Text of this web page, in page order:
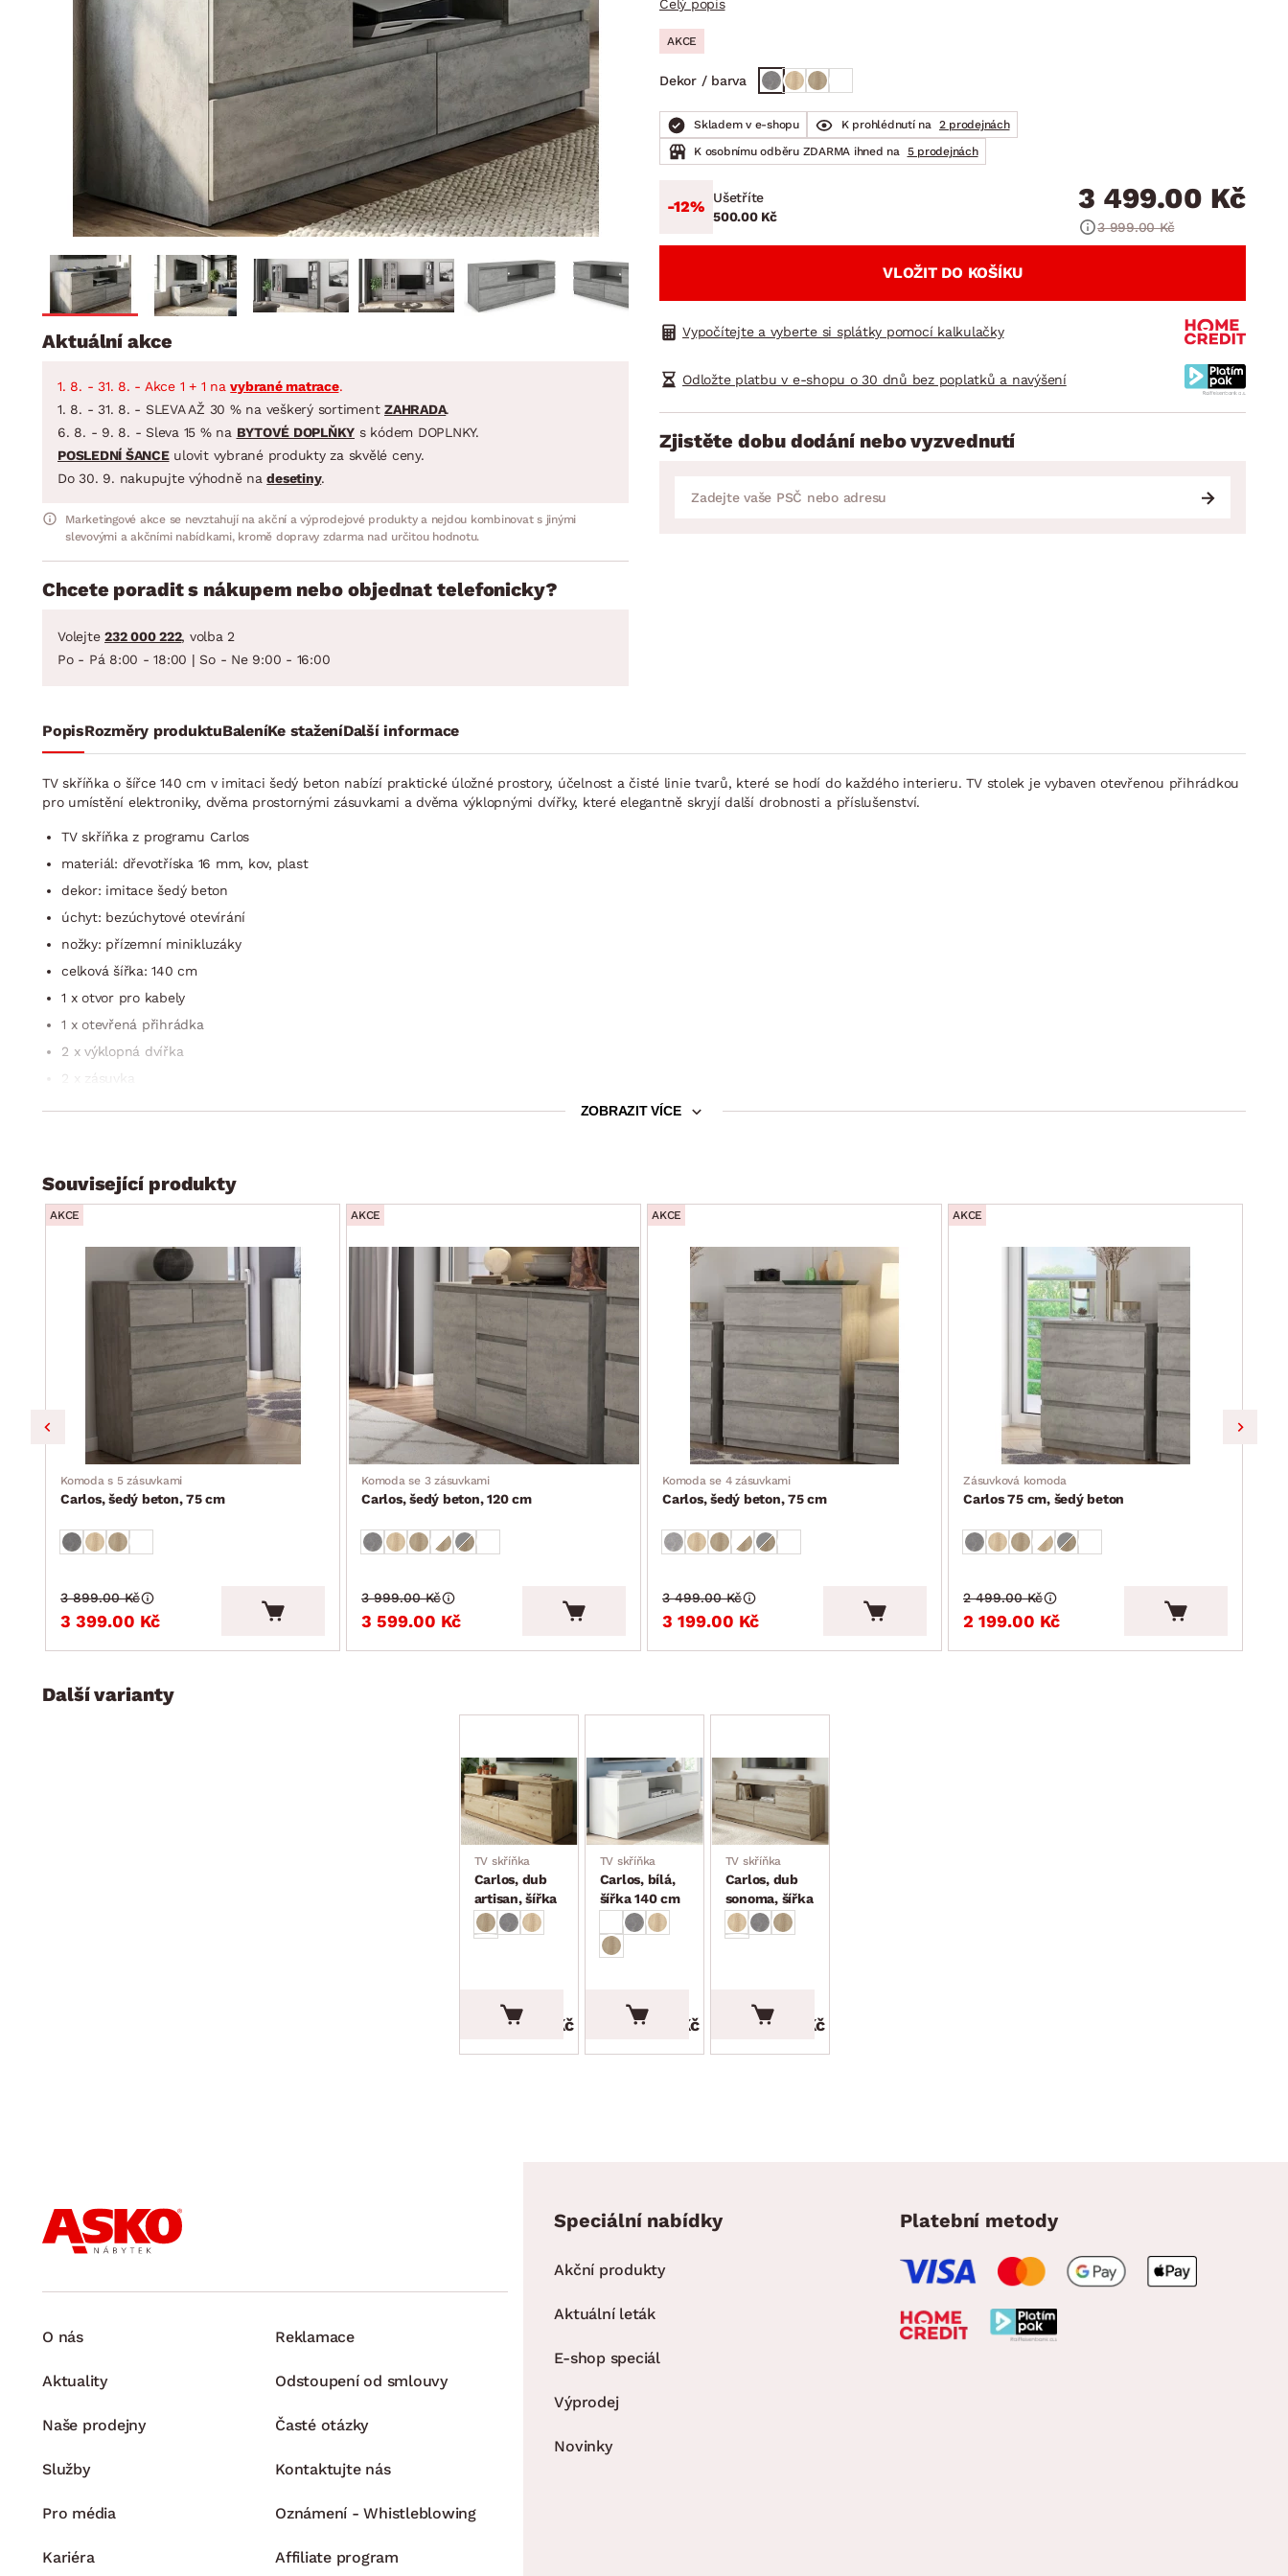
Dětský pokoj
Předsíň, šatna a chodba
Kuchyně
Koupelna
Domácnost
BYTOVÝ TEXTIL STOLOVÁNÍ A VAŘENÍ
Jídelní servis
Příbory
Hrnce
Zobrazit vše
DOMÁCÍ SPOTŘEBIČE
VELIKONOCE
Koupelnové sestavy
Jídelní sestavy
Zahradní sestavy
Celý popis
AKCE
Dekor / barva
Skladem v e-shopu K prohlédnutí na 2 prodejnách
K osobnímu odběru ZDARMA ihned na 5 prodejnách
-12%
Ušetříte
500.00 Kč
3 499.00 Kč
3 999.00 Kč
VLOŽIT DO KOŠÍKU
Vypočítejte a vyberte si splátky pomocí kalkulačky
Odložte platbu v e-shopu o 30 dnů bez poplatků a navýšení
Zjistěte dobu dodání nebo vyzvednutí
Aktuální akce
1. 8. - 31. 8. - Akce 1 + 1 navybrané matrace.
1. 8. - 31. 8. - SLEVA AŽ 30 % na veškerý sortiment ZAHRADA.
6. 8. - 9. 8. - Sleva 15 % na BYTOVÉ DOPLŇKY s kódem DOPLNKY.
POSLEDNÍ ŠANCEulovit vybrané produkty za skvělé ceny.
Do 30. 9. nakupujte výhodně nadesetiny.
Marketingové akce se nevztahují na akční a výprodejové produkty a nejdou kombinovat s jinými
slevovými a akčními nabídkami, kromě dopravy zdarma nad určitou hodnotu.
Chcete poradit s nákupem nebo objednat telefonicky?
Volejte 232 000 222, volba 2
Po - Pá 8:00 - 18:00 | So - Ne 9:00 - 16:00
PopisRozměry produktuBaleníKe staženíDalší informace
TV skříňka o šířce 140 cm v imitaci šedý beton nabízí praktické úložné prostory, účelnost a čisté linie tvarů, které se hodí do každého interieru. TV stolek je vybaven otevřenou přihrádkou
pro umístění elektroniky, dvěma prostornými zásuvkami a dvěma výklopnými dvířky, které elegantně skryjí další drobnosti a příslušenství.
TV skříňka z programu Carlos
materiál: dřevotříska 16 mm, kov, plast
dekor: imitace šedý beton
úchyt: bezúchytové otevírání
nožky: přízemní minikluzáky
celková šířka: 140 cm
1 x otvor pro kabely
1 x otevřená přihrádka
2 x výklopná dvířka
2 x zásuvka
dodáváno v demontu
ZOBRAZIT VÍCE
Související produkty
AKCE
Komoda s 5 zásuvkami
Carlos, šedý beton, 75 cm
3 399.00 Kč
3 899.00 Kč
AKCE
Komoda se 3 zásuvkami
Carlos, šedý beton, 120 cm
3 599.00 Kč
3 999.00 Kč
AKCE
Komoda se 4 zásuvkami
Carlos, šedý beton, 75 cm
3 199.00 Kč
3 499.00 Kč
AKCE
Zásuvková komoda
Carlos 75 cm, šedý beton
2 199.00 Kč
2 499.00 Kč
Další varianty
TV skříňka
Carlos, dub
artisan, šířka
140 cm
3 999.00 Kč
TV skříňka
Carlos, bílá,
šířka 140 cm
3 999.00 Kč
TV skříňka
Carlos, dub
sonoma, šířka
140 cm
3 999.00 Kč
O nás
Aktuality
Naše prodejny
Služby
Pro média
Kariéra
Reklamace
Odstoupení od smlouvy
Časté otázky
Kontaktujte nás
Oznámení - Whistleblowing
Affiliate program
Speciální nabídky
Akční produkty
Aktuální leták
E-shop speciál
Výprodej
Novinky
Platební metody